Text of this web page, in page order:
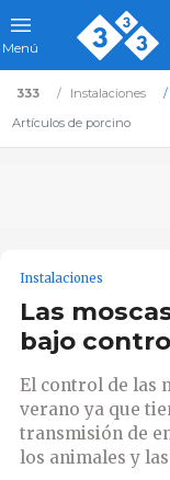
Menú
333 Instalaciones
Artículos de porcino
Instalaciones
Las
bajo
El control de las
verano ya que
transmisión de
los animales y